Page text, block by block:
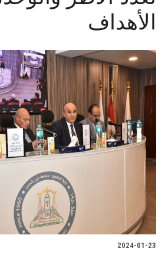
الأهداف
2024-01-23